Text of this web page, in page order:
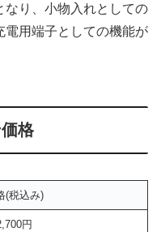
なり、小物入れとしての
電用端子としての機能が
格
(税込み)
円